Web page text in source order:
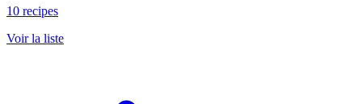
10 recipes
Voir la liste